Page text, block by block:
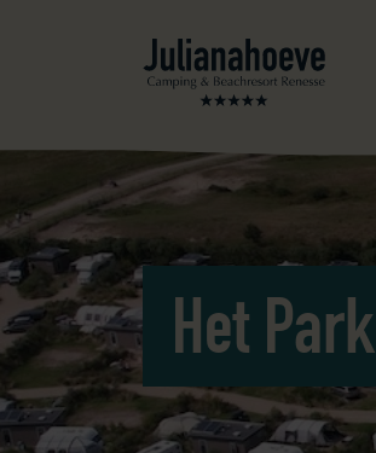
Logo Julianahoeve
Het Park